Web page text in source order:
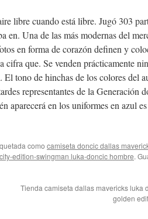
libre cuando está libre. Jugó 303
Una de las más modernas del
en forma de corazón definen y
cifra que. Se venden prácticamente
tono de hinchas de los colores del
representantes de la Generación
aparecerá en los uniformes en azul
como camiseta doncic dallas
edition-swingman luka-doncic hombre.
Tienda camiseta dallas mavericks luka
golden